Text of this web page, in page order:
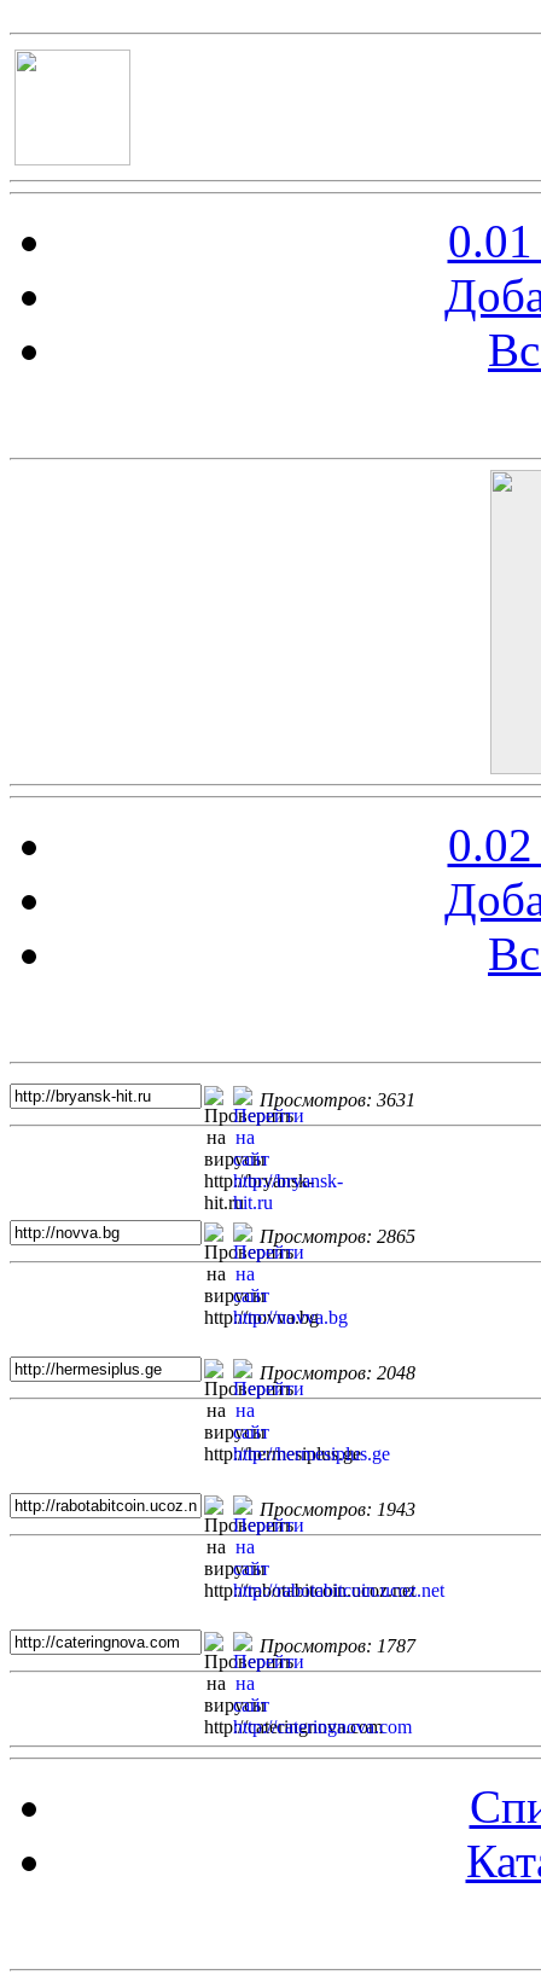
Просмотров: 3631
Просмотров: 2865
Просмотров: 2048
Просмотров: 1943
Просмотров: 1787